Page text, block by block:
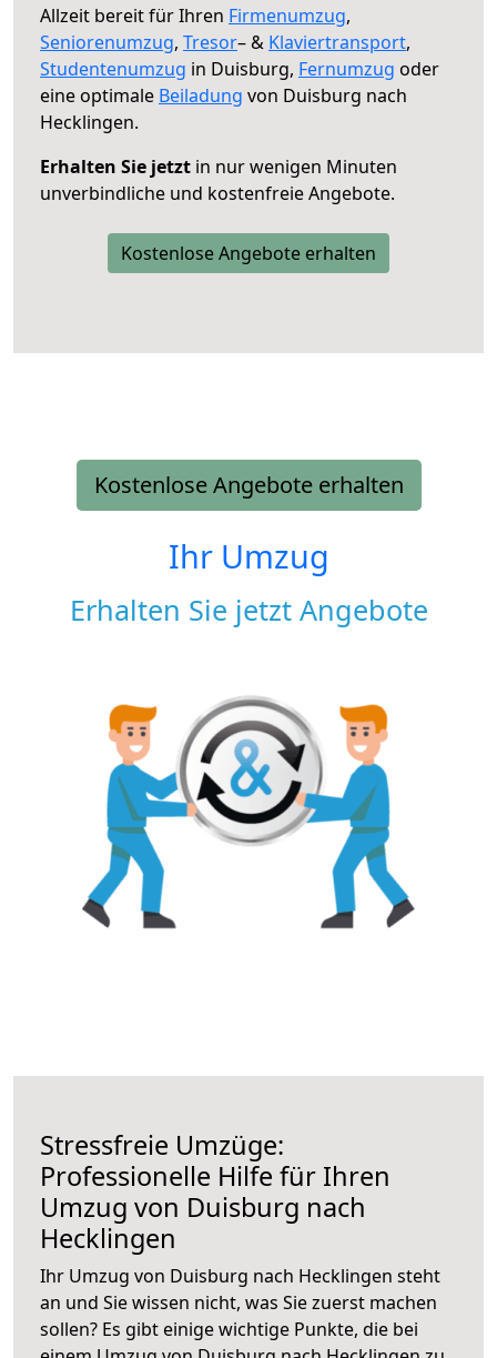
Allzeit bereit für Ihren Firmenumzug,
Seniorenumzug, Tresor– & Klaviertransport,
Studentenumzug in Duisburg, Fernumzug oder
eine optimale Beiladung von Duisburg nach
Hecklingen.
Erhalten Sie jetzt in nur wenigen Minuten
unverbindliche und kostenfreie Angebote.
Kostenlose Angebote erhalten
Kostenlose Angebote erhalten
Ihr Umzug
Erhalten Sie jetzt Angebote
Stressfreie Umzüge:
Professionelle Hilfe für Ihren
Umzug von Duisburg nach
Hecklingen
Ihr Umzug von Duisburg nach Hecklingen steht
an und Sie wissen nicht, was Sie zuerst machen
sollen? Es gibt einige wichtige Punkte, die bei